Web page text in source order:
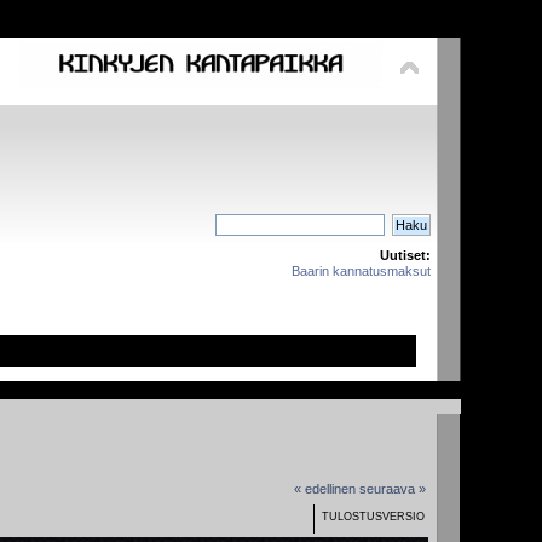
Uutiset:
Baarin kannatusmaksut
« edellinen seuraava »
TULOSTUSVERSIO